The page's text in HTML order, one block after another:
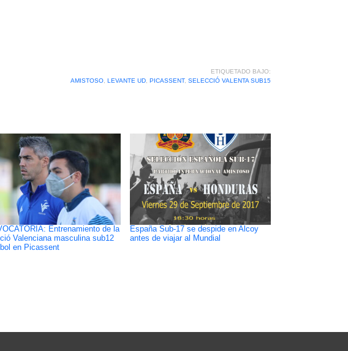
ETIQUETADO BAJO:
AMISTOSO, LEVANTE UD, PICASSENT, SELECCIÓ VALENTA SUB15
Entrenamiento de la
Valenciana masculina sub12
en Picassent
España Sub-17 se despide en Alcoy
antes de viajar al Mundial